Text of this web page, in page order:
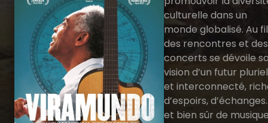
culturelle dans un
monde globalisé. Au fil
des rencontres et des
concerts se dévoile
vision d’un futur pluriel
et interconnecté,
d’espoirs,
et bien sûr de